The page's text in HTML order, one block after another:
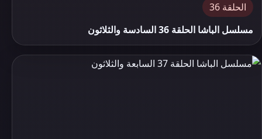
الحلقة 36
مسلسل الباشا الحلقة 36 السادسة والثلاثون